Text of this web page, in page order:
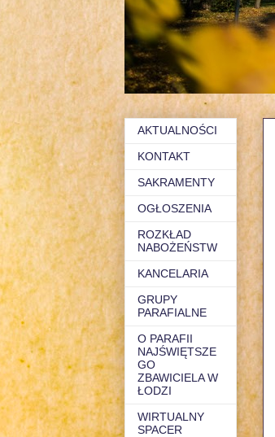
AKTUALNOŚCI
KONTAKT
SAKRAMENTY
OGŁOSZENIA
ROZKŁAD
NABOŻEŃSTW
KANCELARIA
GRUPY
PARAFIALNE
O PARAFII
NAJŚWIĘTSZE
GO
ZBAWICIELA W
ŁODZI
WIRTUALNY
SPACER